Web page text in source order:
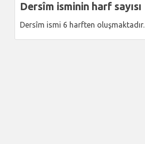
Dersîm isminin harf sayısı
Dersîm ismi 6 harften oluşmaktadır.